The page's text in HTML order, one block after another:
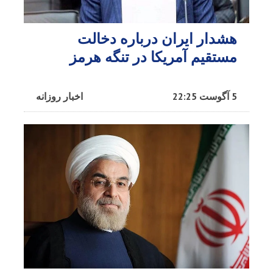
هشدار ایران درباره دخالت
مستقیم آمریکا در تنگه هرمز
اخبار روزانه 5 آگوست 22:25